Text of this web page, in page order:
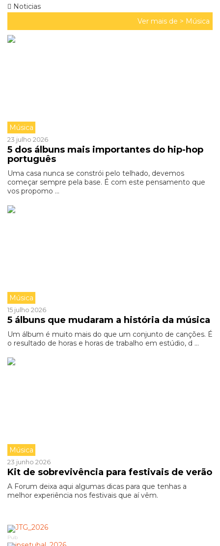
Noticias
Ver mais de > Música
Música
23 julho 2026
5 dos álbuns mais importantes do hip-hop
português
Uma casa nunca se constrói pelo telhado, devemos
começar sempre pela base. É com este pensamento que
vos propomo ...
Música
15 julho 2026
5 álbuns que mudaram a história da música
Um álbum é muito mais do que um conjunto de canções. É
o resultado de horas e horas de trabalho em estúdio, d ...
Música
23 junho 2026
Kit de sobrevivência para festivais de verão
A Forum deixa aqui algumas dicas para que tenhas a
melhor experiência nos festivais que aí vêm.
Pub